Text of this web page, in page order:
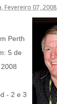
Fevereiro 07, 2008
Perth
5 de
- 2 e 3